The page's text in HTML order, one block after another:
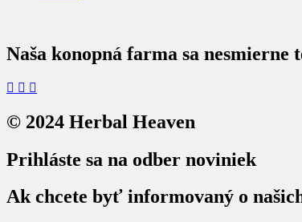
Naša konopná farma sa nesmierne
© 2024 Herbal Heaven
Prihláste sa na odber noviniek
Ak chcete byť informovaný o